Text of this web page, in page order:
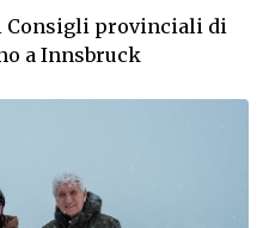
Consigli provinciali di
a Innsbruck